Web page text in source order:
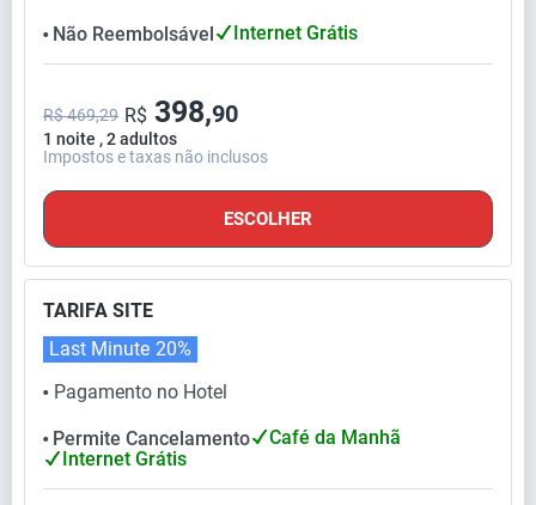
⬤ Não Reembolsável Internet Grátis
1 noite , 2 adultos
R$ 469,29 R$ 398,90
Impostos e taxas não inclusos
ESCOLHER
TARIFA SITE
⬤ Pagamento no Hotel
Last Minute 20%
⬤ Permite Cancelamento
Café da Manhã
Internet Grátis